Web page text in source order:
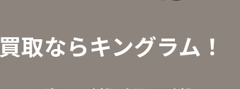
買取ならキングラム！